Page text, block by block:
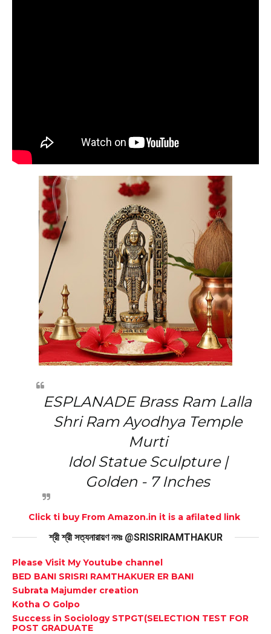
ESPLANADE Brass Ram Lalla
Shri Ram Ayodhya Temple
Murti
Idol Statue Sculpture |
Golden - 7 Inches
Click ti buy From Amazon.in it is a afilated link
শ্রী শ্রী সত্যনারায়ণ নমঃ @SRISRIRAMTHAKUR
Please Visit My Youtube channel
BED BANI SRISRI RAMTHAKUER ER BANI
Subrata Majumder creation
Kotha O Golpo
Success in Sociology STPGT(SELECTION TEST FOR
POST GRADUATE